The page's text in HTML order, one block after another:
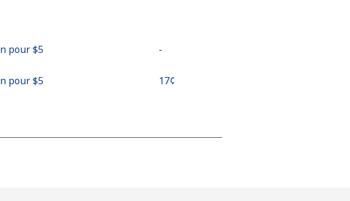
pour ⁦$5⁩ -
pour ⁦$5⁩ ⁦17¢⁩
pour ⁦$5⁩